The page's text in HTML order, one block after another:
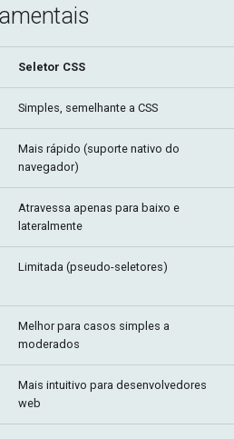
Seletor CSS
Simples, semelhante a CSS
Mais rápido (suporte nativo do
navegador)
Atravessa apenas para baixo e
lateralmente
Limitada (pseudo-seletores)
Melhor para casos simples a
moderados
Mais intuitivo para desenvolvedores
web